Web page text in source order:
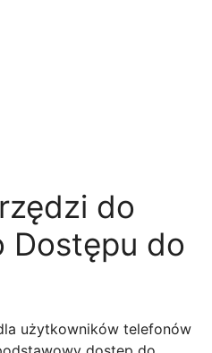
do
Dostępu do
użytkowników telefonów